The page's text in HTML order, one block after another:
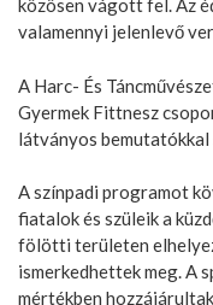
közösen vágott fel. Az
valamennyi jelenlevő
A Harc- És
Gyermek Fittnesz
látványos
A színpadi programot
fiatalok és szüleik a
fölötti területen
ismerkedhettek meg. A
mértékben